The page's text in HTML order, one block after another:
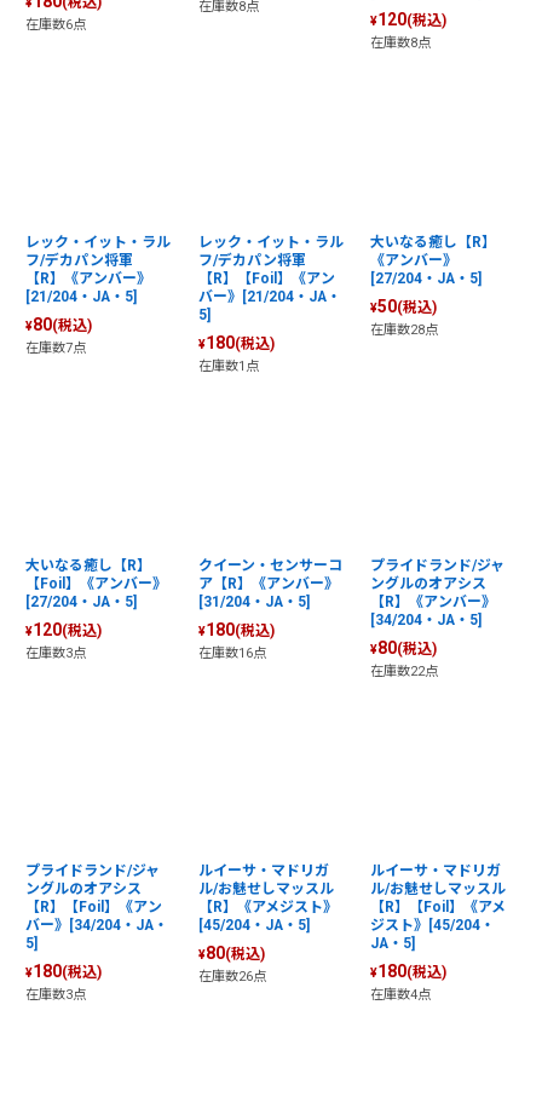
在庫数6点
在庫数8点
¥120(税込)
在庫数8点
レック・イット・ラル
フ/デカパン将軍
【R】《アンバー》
[21/204・JA・5]
¥80(税込)
在庫数7点
レック・イット・ラル
フ/デカパン将軍
【R】【Foil】《アン
バー》[21/204・JA・
5]
¥180(税込)
在庫数1点
大いなる癒し【R】
《アンバー》
[27/204・JA・5]
¥50(税込)
在庫数28点
大いなる癒し【R】
【Foil】《アンバー》
[27/204・JA・5]
¥120(税込)
在庫数3点
クイーン・センサーコ
ア【R】《アンバー》
[31/204・JA・5]
¥180(税込)
在庫数16点
プライドランド/ジャ
ングルのオアシス
【R】《アンバー》
[34/204・JA・5]
¥80(税込)
在庫数22点
プライドランド/ジャ
ングルのオアシス
【R】【Foil】《アン
バー》[34/204・JA・
5]
¥180(税込)
在庫数3点
ルイーサ・マドリガ
ル/お魅せしマッスル
【R】《アメジスト》
[45/204・JA・5]
¥80(税込)
在庫数26点
ルイーサ・マドリガ
ル/お魅せしマッスル
【R】【Foil】《アメ
ジスト》[45/204・
JA・5]
¥180(税込)
在庫数4点